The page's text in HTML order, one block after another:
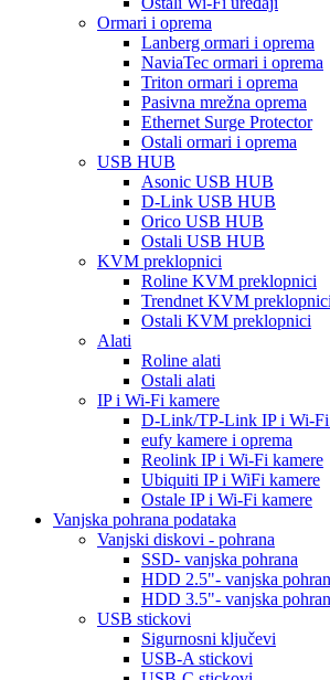
Ormari i oprema
Lanberg ormari i oprema
NaviaTec ormari i oprema
Triton ormari i oprema
Pasivna mrežna oprema
Ethernet Surge Protector
Ostali ormari i oprema
USB HUB
Asonic USB HUB
D-Link USB HUB
Orico USB HUB
Ostali USB HUB
KVM preklopnici
Roline KVM preklopnici
Trendnet KVM preklopnici
Ostali KVM preklopnici
Alati
Roline alati
Ostali alati
IP i Wi-Fi kamere
D-Link/TP-Link IP i Wi-Fi
eufy kamere i oprema
Reolink IP i Wi-Fi kamere
Ubiquiti IP i WiFi kamere
Ostale IP i Wi-Fi kamere
Vanjska pohrana podataka
Vanjski diskovi - pohrana
SSD- vanjska pohrana
HDD 2.5"- vanjska
HDD 3.5"- vanjska
USB stickovi
Sigurnosni ključevi
USB-A stickovi